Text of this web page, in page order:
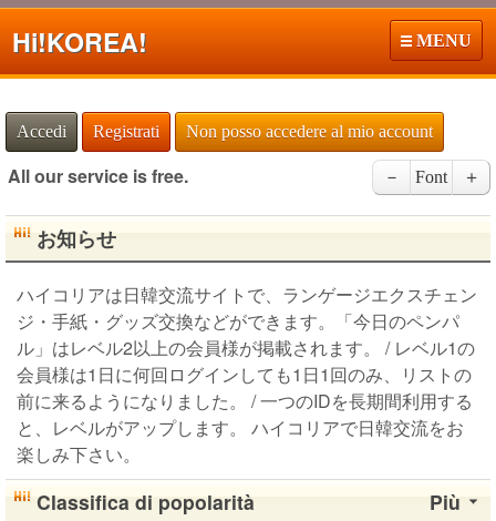
Hi!KOREA! MENU
Accedi Registrati Non posso accedere al mio account
All our service is free. － Font ＋
お知らせ
ハイコリアは日韓交流サイトで、ランゲージエクスチェン
ジ・手紙・グッズ交換などができます。「今日のペンパ
ル」はレベル2以上の会員様が掲載されます。 / レベル1の
会員様は1日に何回ログインしても1日1回のみ、リストの
前に来るようになりました。 / 一つのIDを長期間利用する
と、レベルがアップします。 ハイコリアで日韓交流をお
楽しみ下さい。
Più
Classifica di popolarità